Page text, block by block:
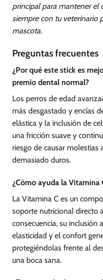
principal para mantener el
siempre con tu veterinario
mascota.
Preguntas frecuentes
¿Por qué este stick es
premio dental normal?
Los perros de edad
más desgastado y encías
elástica y la inclusión de
una fricción suave y
riesgo de causar molestias
demasiado duros.
¿Cómo ayuda la Vitamina
La Vitamina C es un
soporte nutricional directo
consecuencia, su inclusión
elasticidad y el confort
protegiéndolas frente al
una boca sana.